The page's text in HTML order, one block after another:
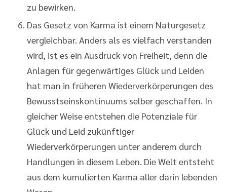
zu bewirken.
Das Gesetz von Karma ist einem Naturgesetz
vergleichbar. Anders als es vielfach verstanden
wird, ist es ein Ausdruck von Freiheit, denn die
Anlagen für gegenwärtiges Glück und Leiden
hat man in früheren Wiederverkörperungen des
Bewusstseinskontinuums selber geschaffen. In
gleicher Weise entstehen die Potenziale für
Glück und Leid zukünftiger
Wiederverkörperungen unter anderem durch
Handlungen in diesem Leben. Die Welt entsteht
aus dem kumulierten Karma aller darin lebenden